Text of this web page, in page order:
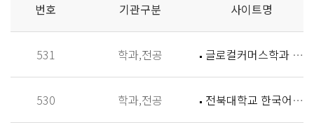
번호 기관구분 사이트명
531 학과,전공 글로컬커머스학과 홈페이지
530 학과,전공 전북대학교 한국어학과